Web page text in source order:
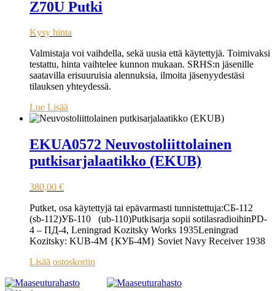
Z70U Putki
Kysy hinta
Valmistaja voi vaihdella, sekä uusia että käytettyjä. Toimivaksi
testattu, hinta vaihtelee kunnon mukaan. SRHS:n jäsenille
saatavilla erisuuruisia alennuksia, ilmoita jäsenyydestäsi
tilauksen yhteydessä.
Lue Lisää
EKUA0572 Neuvostoliittolainen
putkisarjalaatikko (EKUB)
380,00 €
Putket, osa käytettyjä tai epävarmasti tunnistettuja:СБ-112
(sb-112)УБ-110 (ub-110)Putkisarja sopii sotilasradioihinPD-
4 – ПД-4, Leningrad Kozitsky Works 1935Leningrad
Kozitsky: KUB-4M {КУБ-4М} Soviet Navy Receiver 1938
Lisää ostoskoriin